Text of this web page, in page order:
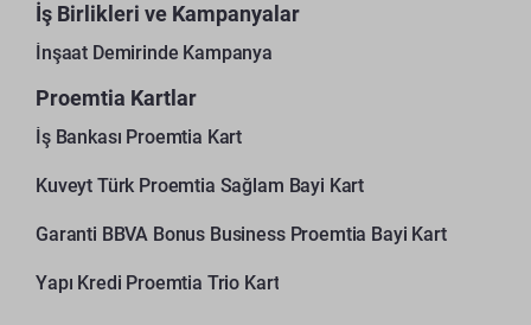
İş Birlikleri ve Kampanyalar
İnşaat Demirinde Kampanya
Proemtia Kartlar
İş Bankası Proemtia Kart
Kuveyt Türk Proemtia Sağlam Bayi Kart
Garanti BBVA Bonus Business Proemtia Bayi Kart
Yapı Kredi Proemtia Trio Kart